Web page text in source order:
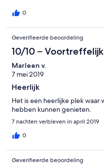
zijn vieren moesten
0
Geverifieerde beoordeling
10/10 – Voortreffelijk
Marleen v.
7 mei 2019
Heerlijk
Het is een heerlijke plek waar
hebben kunnen genieten.
7 nachten verbleven in april 2019
0
Geverifieerde beoordeling